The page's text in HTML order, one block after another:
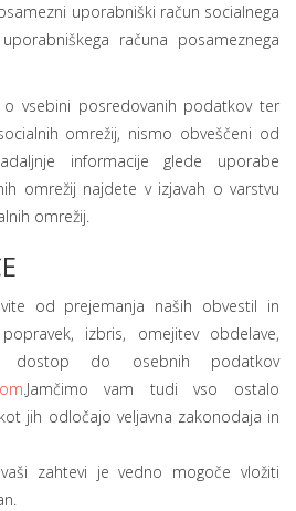
uporabniški račun socialnega
računa posameznega
vsebini posredovanih podatkov ter
omrežij, nismo obveščeni od
informacije glede uporabe
omrežij najdete v izjavah o varstvu
omrežij.
od prejemanja naših obvestil in
izbris, omejitev obdelave,
dostop do osebnih podatkov
.Jamčimo vam tudi vso ostalo
jih odločajo veljavna zakonodaja in
zahtevi je vedno mogoče vložiti